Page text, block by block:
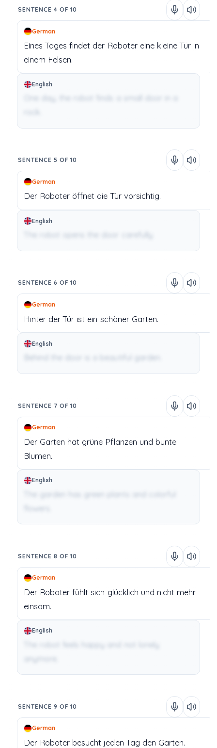
SENTENCE 4 OF 10
German
Eines Tages findet der Roboter eine kleine Tür in
einem Felsen.
English
SENTENCE 5 OF 10
German
Der Roboter öffnet die Tür vorsichtig.
English
SENTENCE 6 OF 10
German
Hinter der Tür ist ein schöner Garten.
English
SENTENCE 7 OF 10
German
Der Garten hat grüne Pflanzen und bunte
Blumen.
English
The garden has green plants and colorful
SENTENCE 8 OF 10
German
Der Roboterfühlt sich glücklich und nicht mehr
einsam.
English
SENTENCE 9 OF 10
German
Der Roboter besucht jeden Tag den Garten.